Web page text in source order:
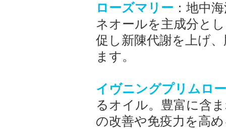
ローズマリー ：地中
ネオールを主成分と
促し新陳代謝を上げ
ます。
イヴニングプリムロ
るオイル。豊富に含
の改善や免疫力を高